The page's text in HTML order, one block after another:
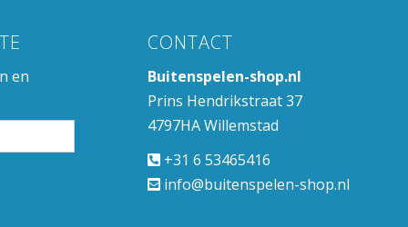
en
CONTACT
Buitenspelen-shop.nl
Prins Hendrikstraat 37
4797HA Willemstad
+31 6 53465416
info@buitenspelen-shop.nl